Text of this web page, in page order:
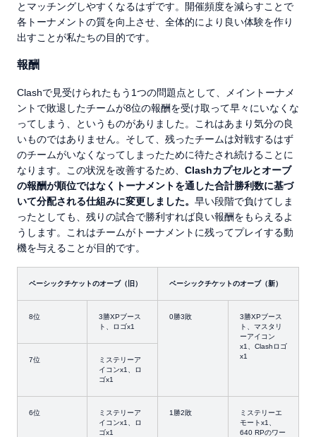
とマッチングしやすくなるはずです。開催頻度を減らすことで
各トーナメントの質を向上させ、全体的により良い体験を作り
出すことが私たちの目的です。
報酬
Clashで見受けられたもう1つの問題点として、メイントーナメ
ントで敗退したチームが8位の報酬を受け取って早々にいなくな
ってしまう、というものがありました。これはあまり気分の良
いものではありません。そして、残ったチームは対戦するはず
のチームがいなくなってしまったために待たされ続けることに
なります。この状況を改善するため、 Clashカプセルとオーブ
の報酬が順位ではなくトーナメントを通した合計勝利数に基づ
いて分配される仕組みに変更しました。 早い段階で負けてしま
ったとしても、残りの試合で勝利すれば良い報酬をもらえるよ
うします。これはチームがトーナメントに残ってプレイする動
機を与えることが目的です。
ベーシックチケットのオーブ（旧） ベーシックチケットのオーブ（新）
8位
3勝XPブース
ト、ロゴx1
0勝3敗
3勝XPブース
ト、マスタリ
ーアイコン
x1、Clashロゴ
x1
7位
ミステリーア
イコンx1、ロ
ゴx1
6位
ミステリーア
イコンx1、ロ
ゴx1
1勝2敗
ミステリーエ
モートx1、
640 RPのワー